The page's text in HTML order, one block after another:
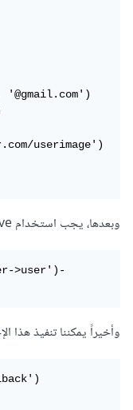
userimage')
وبعدها، يجب استخدام shouldReceive لقيم المستخدم بالشكل التالي:
>user')-
وأخيراً يمكننا تنفيذ هذا